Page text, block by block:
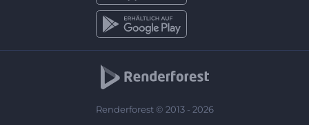
Renderforest © 2013 - 2026